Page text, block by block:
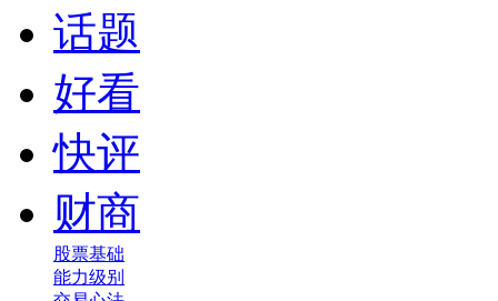
话题
好看
快评
财商
股票基础
能力级别